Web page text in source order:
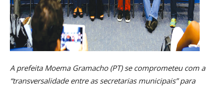
A prefeita Moema Gramacho (PT) se comprometeu com a
“transversalidade entre as secretarias municipais” para